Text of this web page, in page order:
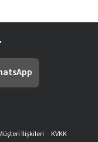
İlişkileri
KVKK